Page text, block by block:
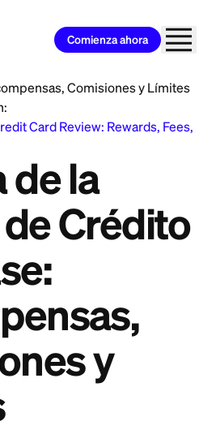
Comienza ahora
Comisiones y Límites
Card Review: Rewards, Fees,
de la
Crédito
y